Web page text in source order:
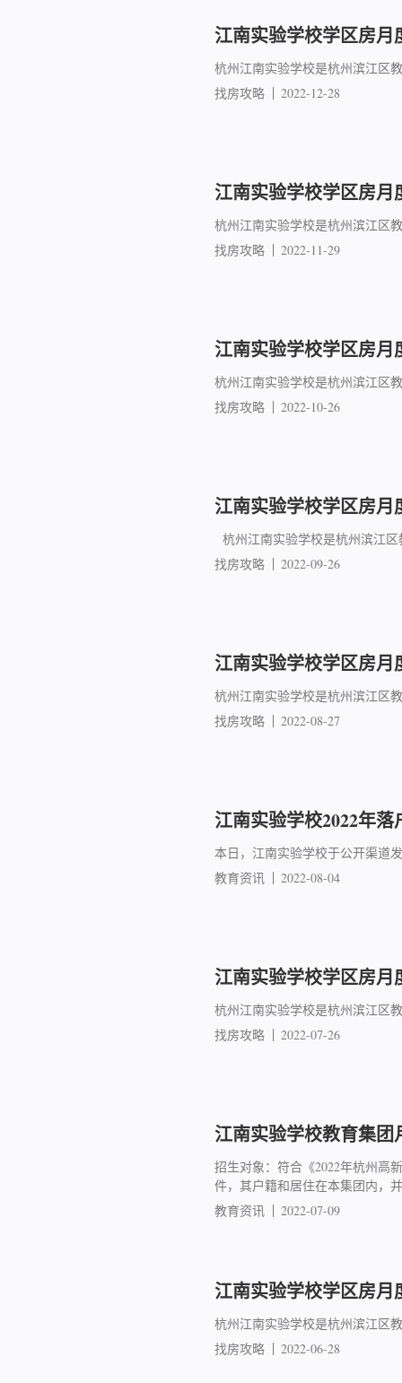
江南实验学校学区房月
杭州江南实验学校是杭州滨江区
找房攻略
2022-12-28
江南实验学校学区房月
杭州江南实验学校是杭州滨江区
找房攻略
2022-11-29
江南实验学校学区房月
杭州江南实验学校是杭州滨江区
找房攻略
2022-10-26
江南实验学校学区房月
杭州江南实验学校是杭州滨江
找房攻略
2022-09-26
江南实验学校学区房月
杭州江南实验学校是杭州滨江区
找房攻略
2022-08-27
江南实验学校2022年
本日，江南实验学校于公开渠道
教育资讯
2022-08-04
江南实验学校学区房月
杭州江南实验学校是杭州滨江区
找房攻略
2022-07-26
江南实验学校教育集团
招生对象：符合《2022年杭州高
件，其户籍和居住在本集团内，
教育资讯
2022-07-09
江南实验学校学区房月
杭州江南实验学校是杭州滨江区
找房攻略
2022-06-28